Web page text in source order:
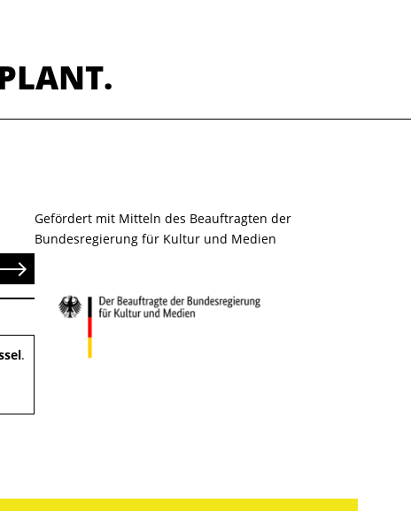
.
Gefördert mit Mitteln des Beauftragten der
Bundesregierung für Kultur und Medien